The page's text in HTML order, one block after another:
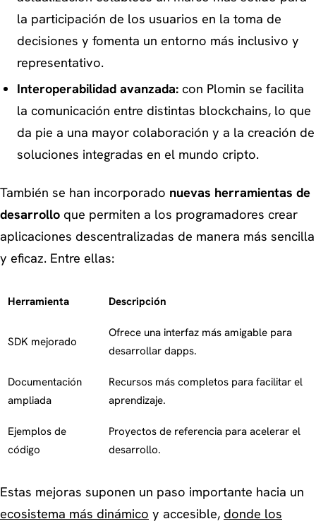
la participación de los usuarios en la toma de
decisiones y fomenta un entorno más inclusivo y
representativo.
Interoperabilidad avanzada:con Plomin se facilita
la comunicación entre distintas blockchains, lo que
da pie a una mayor colaboración y a la creación de
soluciones integradas en el mundo cripto.
También se han incorporado nuevas herramientas de
desarrollo que permiten a los programadores crear
aplicaciones descentralizadas de manera más sencilla
y eficaz. Entre ellas:
Herramienta Descripción
SDK mejorado
Ofrece una interfaz más amigable para
desarrollar dapps.
Documentación
ampliada
Recursos más completos para facilitar el
aprendizaje.
Ejemplos de
código
Proyectos de referencia para acelerar el
desarrollo.
Estas mejoras suponen un paso importante hacia un
ecosistema más dinámico y accesible, donde los